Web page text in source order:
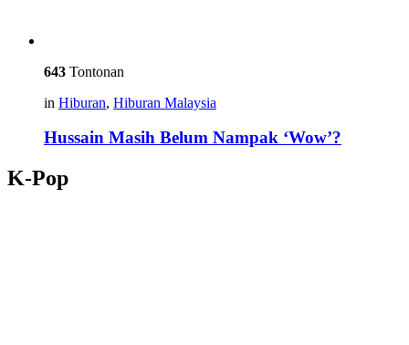
643 Tontonan
in Hiburan, Hiburan Malaysia
Hussain Masih Belum Nampak ‘Wow’?
K-Pop